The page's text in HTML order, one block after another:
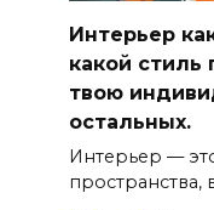
Интерьер
какой стиль
твою
остальных.
Интерьер —
пространства,